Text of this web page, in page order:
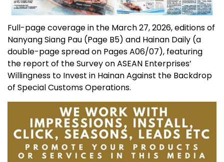
Full-page coverage in the March 27, 2026, editions of
Nanyang Siang Pau (Page B5) and Hainan Daily (a
double-page spread on Pages A06/07), featuring
the report of the Survey on ASEAN Enterprises’
Willingness to Invest in Hainan Against the Backdrop
of Special Customs Operations.